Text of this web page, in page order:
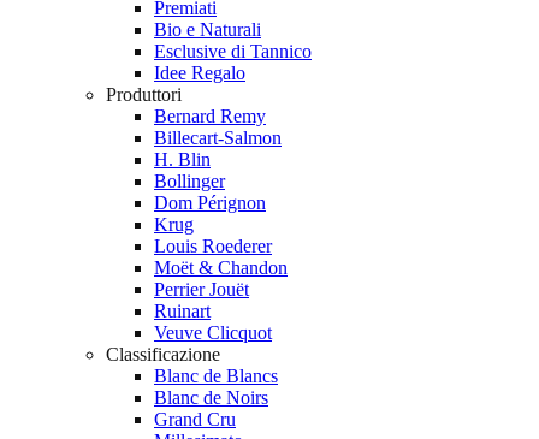
Premiati
Bio e Naturali
Esclusive di Tannico
Idee Regalo
Produttori
Bernard Remy
Billecart-Salmon
H. Blin
Bollinger
Dom Pérignon
Krug
Louis Roederer
Moët & Chandon
Perrier Jouët
Ruinart
Veuve Clicquot
Classificazione
Blanc de Blancs
Blanc de Noirs
Grand Cru